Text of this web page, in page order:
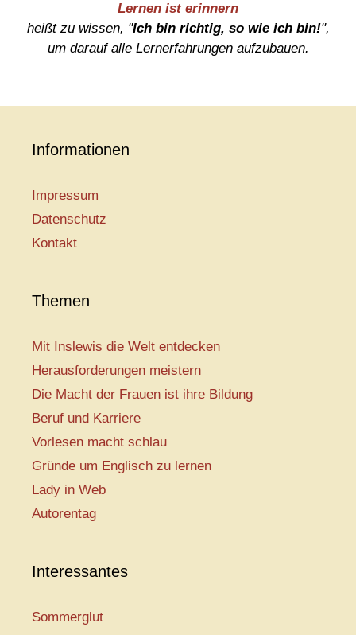
Lernen ist erinnern
heißt zu wissen, "Ich bin richtig, so wie ich bin!",
um darauf alle Lernerfahrungen aufzubauen.
Informationen
Impressum
Datenschutz
Kontakt
Themen
Mit Inslewis die Welt entdecken
Herausforderungen meistern
Die Macht der Frauen ist ihre Bildung
Beruf und Karriere
Vorlesen macht schlau
Gründe um Englisch zu lernen
Lady in Web
Autorentag
Interessantes
Sommerglut